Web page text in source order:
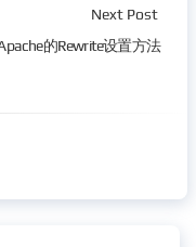
Next Post
的Rewrite设置方法